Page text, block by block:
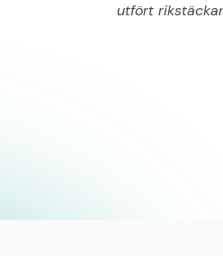
utfört